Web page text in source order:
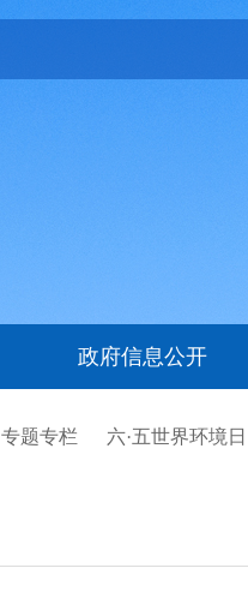
政府信息公开
专题专栏 六·五世界环境日